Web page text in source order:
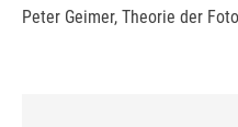
Peter Geimer, Theorie der